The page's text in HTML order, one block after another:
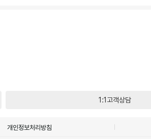
1:1고객상담
개인정보처리방침